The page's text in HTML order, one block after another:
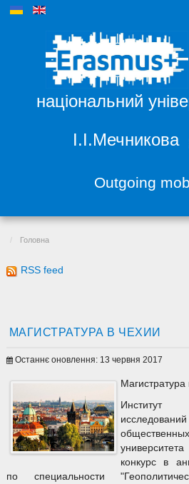
національний
І.І.Мечникова
Outgoing
Головна
RSS feed
МАГИСТРАТУРА В ЧЕХИИ
Останнє оновлення: 13 червня 2017
Магистратура
Институт
конкурс в
по специальности